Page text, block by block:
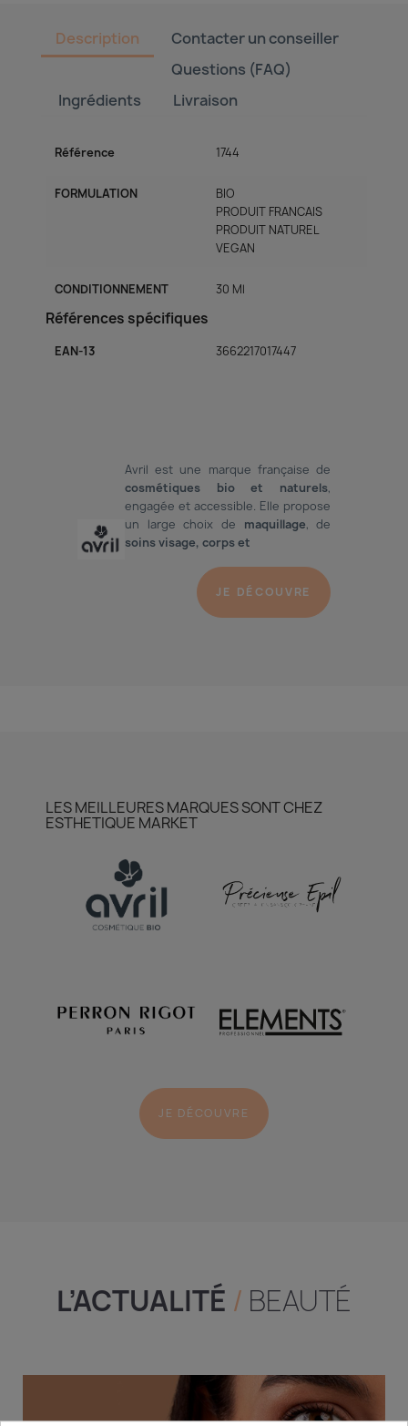
Description
Contacter un conseiller
Questions (FAQ)
Ingrédients
Livraison
Référence 1744
FORMULATION
BIO
PRODUIT FRANCAIS
PRODUIT NATUREL
VEGAN
CONDITIONNEMENT 30 Ml
Références spécifiques
EAN-13 3662217017447
Avril est une marque française de
cosmétiques bioet naturels,
engagée et accessible. Elle propose
un large choix de maquillage, de
soins visage, corpset
JE DÉCOUVRE
LES MEILLEURES MARQUES SONT CHEZ
ESTHETIQUE MARKET
JE DÉCOUVRE
L’ACTUALITÉ / BEAUTÉ